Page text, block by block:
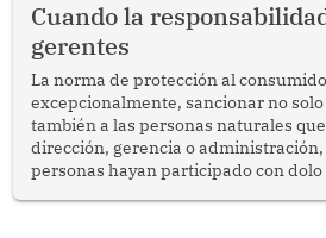
Cuando la
gerentes
La norma de protección al
excepcionalmente, sancionar no
también a las personas naturales
dirección, gerencia o
personas hayan participado con